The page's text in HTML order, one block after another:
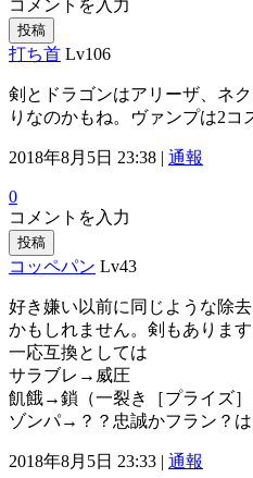
コメントを入力
投稿
打ち首 Lv106
剣とドラゴンはアリーザ、ネ
りなのかもね。ヴァンプは2コ
2018年8月5日 23:38 | 通報
0
コメントを入力
投稿
コッペパン Lv43
好き嫌い以前に同じような除
かもしれません。剣もあります
一応互換としては
サラブレ→威圧
飢餓→鎖（一裂き［プライズ］
ゾンパ→？？忠誠かフラン？
2018年8月5日 23:33 | 通報